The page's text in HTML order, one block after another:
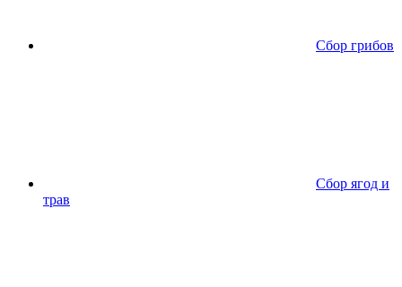
Сбор грибов
Сбор ягод и
трав